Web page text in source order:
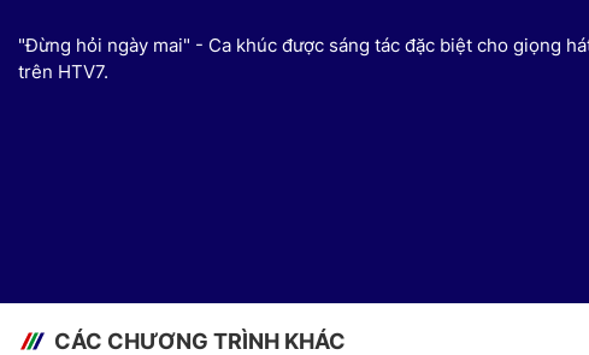
"Đừng hỏi ngày mai" - Ca khúc được sáng tác đặc biệt cho giọng
trên HTV7.
CÁC CHƯƠNG TRÌNH KHÁC